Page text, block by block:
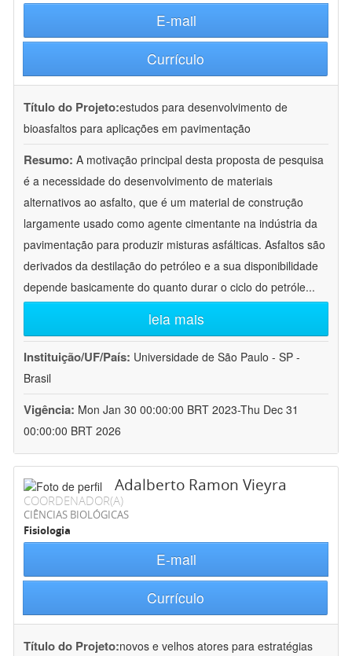
E-mail
Currículo
Título do Projeto:estudos para desenvolvimento de
bioasfaltos para aplicações em pavimentação
Resumo: A motivação principal desta proposta de pesquisa
é a necessidade do desenvolvimento de materiais
alternativos ao asfalto, que é um material de construção
largamente usado como agente cimentante na indústria da
pavimentação para produzir misturas asfálticas. Asfaltos são
derivados da destilação do petróleo e a sua disponibilidade
depende basicamente do quanto durar o ciclo do petróle...
leia mais
Instituição/UF/País: Universidade de São Paulo - SP -
Brasil
Vigência: Mon Jan 30 00:00:00 BRT 2023-Thu Dec 31
00:00:00 BRT 2026
Adalberto Ramon Vieyra
COORDENADOR(A)
CIÊNCIAS BIOLÓGICAS
Fisiologia
E-mail
Currículo
Título do Projeto:novos e velhos atores para estratégias